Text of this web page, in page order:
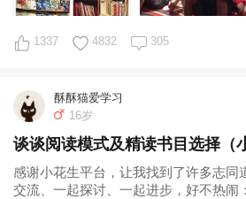
1337 4832 305
酥酥猫爱学习
16岁
谈谈阅读模式及精读书目选择（
感谢小花生平台，让我找到了许多志同
交流、一起探讨、一起进步，好不热闹